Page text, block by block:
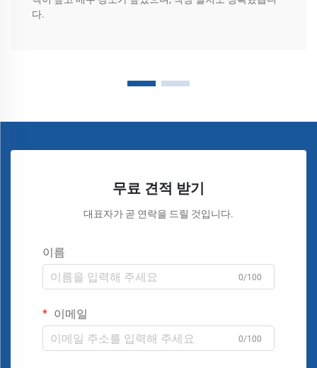
다.
무료 견적 받기
대표자가 곧 연락을 드릴 것입니다.
이름
0/100
이메일
0/100